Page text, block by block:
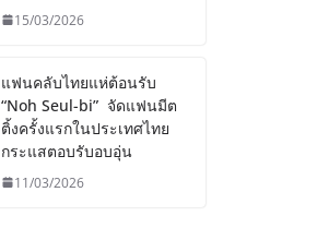
15/03/2026
แฟนคลับไทยแห่ต้อนรับ
“Noh Seul-bi” จัดแฟนมีต
ติ้งครั้งแรกในประเทศไทย
กระแสตอบรับอบอุ่น
11/03/2026